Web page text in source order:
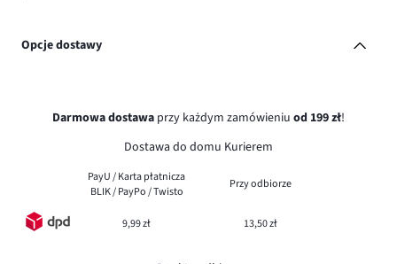
Opcje dostawy
Darmowa dostawa przy każdym zamówieniu od 199 zł!
Dostawa do domu Kurierem
PayU / Karta płatnicza
BLIK / PayPo / Twisto
Przy odbiorze
9,99 zł 13,50 zł